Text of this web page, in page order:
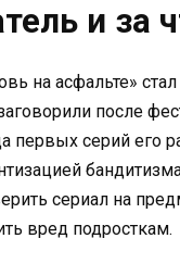
и за
на асфальте»
после
первых серий его
сериал на
вред подросткам.